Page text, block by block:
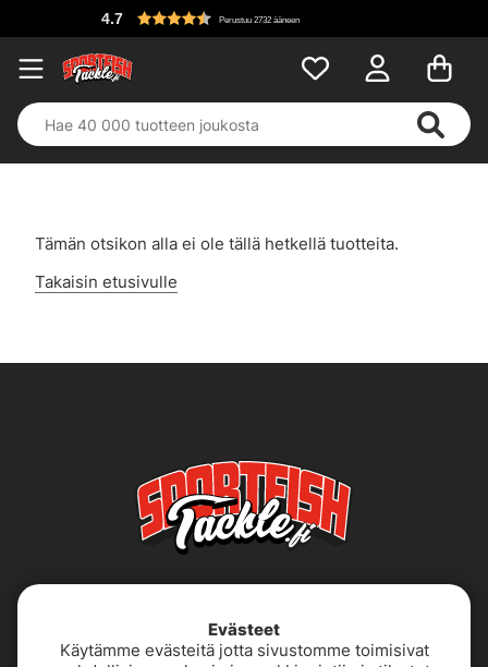
4.7 Perustuu 2732 ääneen
Tämän otsikon alla ei ole tällä hetkellä tuotteita.
Takaisin etusivulle
Evästeet
Käytämme evästeitä jotta sivustomme toimisivat